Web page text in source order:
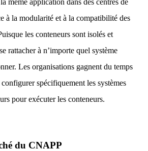
à la modularité et à la compatibilité des
les conteneurs sont isolés et
rattacher à n’importe quel système
Les organisations gagnent du temps
configurer spécifiquement les systèmes
pour exécuter les conteneurs.
du CNAPP